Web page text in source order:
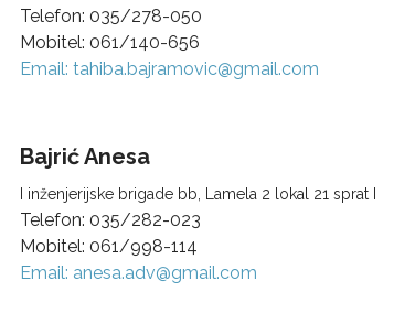
Telefon: 035/278-050
Mobitel: 061/140-656
Email: tahiba.bajramovic@gmail.com
BajrićAnesa
I inženjerijske brigade bb, Lamela 2 lokal 21 sprat I
Telefon: 035/282-023
Mobitel: 061/998-114
Email: anesa.adv@gmail.com